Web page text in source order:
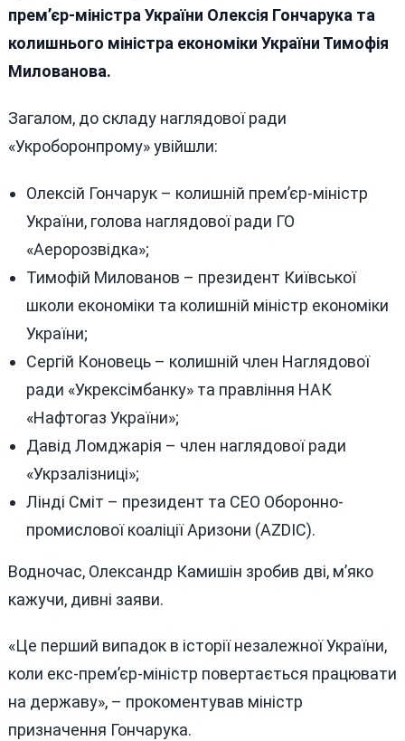
премʼєр-міністра України Олексія Гончарука та
колишнього міністра економіки України Тимофія
Милованова.
Загалом, до складу наглядової ради
«Укроборонпрому» увійшли:
Олексій Гончарук – колишній прем’єр-міністр
України, голова наглядової ради ГО
«Аеророзвідка»;
Тимофій Милованов – президент Київської
школи економіки та колишній міністр економіки
України;
Сергій Коновець – колишній член Наглядової
ради «Укрексімбанку» та правління НАК
«Нафтогаз України»;
Давід Ломджарія – член наглядової ради
«Укрзалізниці»;
Лінді Сміт – президент та СЕО Оборонно-
промислової коаліції Аризони (AZDIC).
Водночас, Олександр Камишін зробив дві, м’яко
кажучи, дивні заяви.
«Це перший випадок в історії незалежної України,
коли екс-прем’єр-міністр повертається працювати
на державу», – прокоментував міністр
призначення Гончарука.